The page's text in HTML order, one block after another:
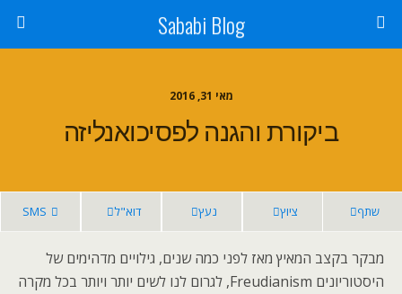
Sababi Blog
מאי 31, 2016
ביקורת והגנה לפסיכואנליזה
שתף ציוץ נעץ דוא"ל SMS
מבקר בקצב המאיץ מאז לפני כמה שנים, גילויים מדהימים של
היסטוריונים Freudianism, לגרום לנו לשים יותר ויותר בכל מקרה